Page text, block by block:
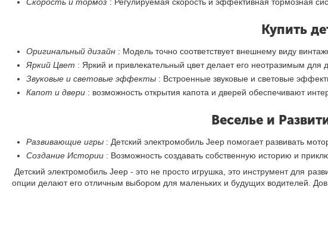
Купить
Оригинальный дизайн : Модель точно соответствует внешнему виду
Яркий Цвет : Яркий и привлекательный цвет делает его неотразимым для
Звуковые и световые эффекты : Встроенные звуковые и световые
Капот и двери : возможность открытия капота и дверей обеспечивают
Веселье и
Развивающие игры : Детский электромобиль Jeep помогает развивать
Создание Истории : Возможность создавать собственную историю и
Детский электромобиль Jeep - это не просто игрушка, это инструмент для
опции делают его отличным выбором для маленьких и будущих водителей.